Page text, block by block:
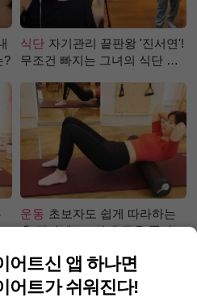
?
식단 자기관리 끝판왕 '진서연'!
무조건 빠지는 그녀의 식단 정
운동 초보자도 쉽게 따라하는
홈 필라테스 –어깨 근육 풀어주
어트신 앱 하나면
어트가 쉬워진다!